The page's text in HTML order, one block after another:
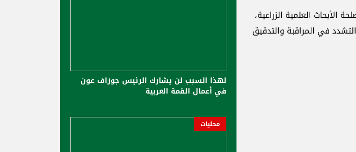
العلمية الزراعية،
في المراقبة والتدقيق
لهذا السبب لن يشارك الرئيس جوزاف عون
في أعمال القمة العربية
محليات